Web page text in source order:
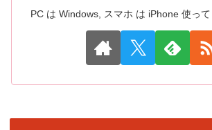
PC は Windows, スマホ は iPhone 使って